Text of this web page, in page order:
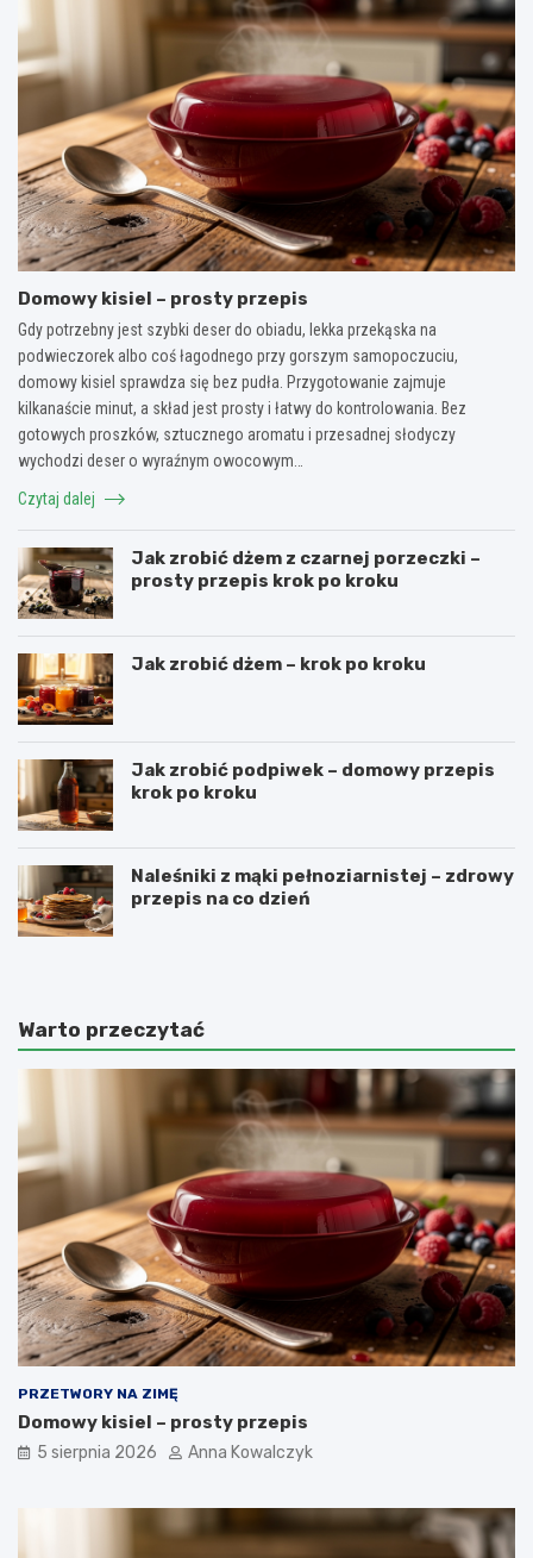
Domowy kisiel – prosty przepis
Gdy potrzebny jest szybki deser do obiadu, lekka przekąska na
podwieczorek albo coś łagodnego przy gorszym samopoczuciu,
domowy kisiel sprawdza się bez pudła. Przygotowanie zajmuje
kilkanaście minut, a skład jest prosty i łatwy do kontrolowania. Bez
gotowych proszków, sztucznego aromatu i przesadnej słodyczy
wychodzi deser o wyraźnym owocowym…
Czytaj dalej
Jak zrobić dżem z czarnej porzeczki –
prosty przepis krok po kroku
Jak zrobić dżem – krok po kroku
Jak zrobić podpiwek – domowy przepis
krok po kroku
Naleśniki z mąki pełnoziarnistej – zdrowy
przepis na co dzień
Warto przeczytać
PRZETWORY NA ZIMĘ
Domowy kisiel – prosty przepis
5 sierpnia 2026 Anna Kowalczyk